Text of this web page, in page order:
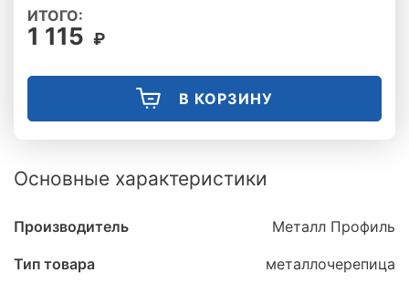
ИТОГО:
1 115 ₽
В КОРЗИНУ
Основные характеристики
Производитель Металл Профиль
Тип товара металлочерепица